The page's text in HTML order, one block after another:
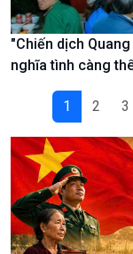
Podcast
"Chiến dịch
nghĩa tình càng
1 2 3